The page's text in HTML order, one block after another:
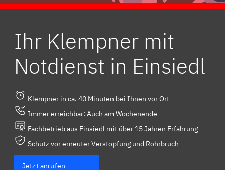
Ihr Klempner mit
Notdienst in Einsiedl
Klempner in ca. 40 Minuten bei Ihnen vor Ort
Immer erreichbar: Auch am Wochenende
Fachbetrieb aus Einsiedl mit über 15 Jahren Erfahrung
Schutz vor erneuter Verstopfung und Rohrbruch
Jetzt anrufen